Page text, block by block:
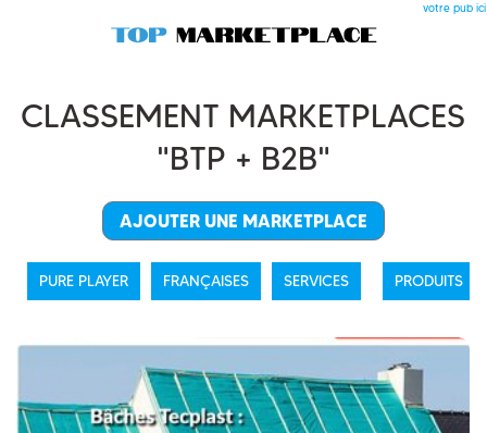
votre pub ici
CLASSEMENT MARKETPLACES
"BTP + B2B"
AJOUTER UNE MARKETPLACE
PURE PLAYER FRANÇAISES SERVICES PRODUITS